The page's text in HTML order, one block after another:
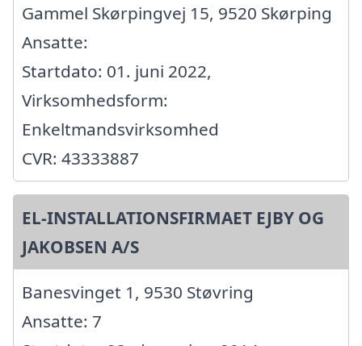
Gammel Skørpingvej 15, 9520 Skørping
Ansatte:
Startdato: 01. juni 2022,
Virksomhedsform:
Enkeltmandsvirksomhed
CVR: 43333887
EL-INSTALLATIONSFIRMAET EJBY OG
JAKOBSEN A/S
Banesvinget 1, 9530 Støvring
Ansatte: 7